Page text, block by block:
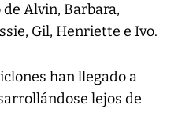
Alvin, Barbara,
Gil, Henriette e Ivo.
han llegado a
lejos de